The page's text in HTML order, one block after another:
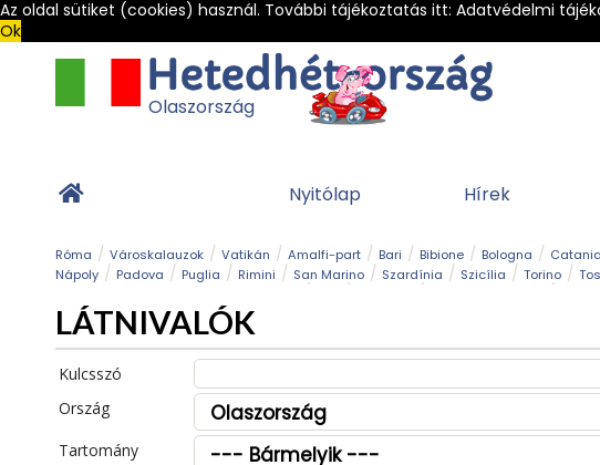
Az oldal sütiket (cookies) használ. További tájékoztatás itt: Adatvédelmi
Ok
Olaszország
Nyitólap Hírek
Róma Városkalauzok Vatikán Amalfi-part Bari Bibione Bologna Catania
Nápoly
Padova Puglia Rimini San Marino Szardínia Szicília Torino
Magyar emlékek
Múzeum Nyaralóhelyek
Tengerpart
Toszkán tengerpart
LÁTNIVALÓK
Kulcsszó
Ország
Tartomány